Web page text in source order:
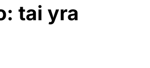
tai yra